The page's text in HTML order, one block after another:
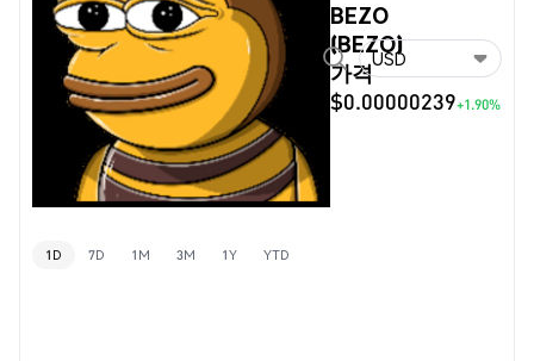
BEZO
(BEZO)
가격
$0.00000239+1.90%
USD
1D 7D 1M 3M 1Y YTD